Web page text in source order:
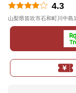
4.3
山梨県笛吹市石和町川中島